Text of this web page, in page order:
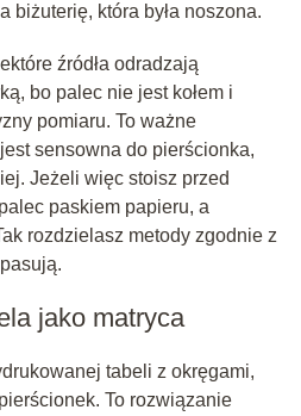
biżuterię, która była noszona.
źródła odradzają
bo palec nie jest kołem i
pomiaru. To ważne
sensowna do pierścionka,
Jeżeli więc stoisz przed
paskiem papieru, a
rozdzielasz metody zgodnie z
jako matryca
tabeli z okręgami,
To rozwiązanie